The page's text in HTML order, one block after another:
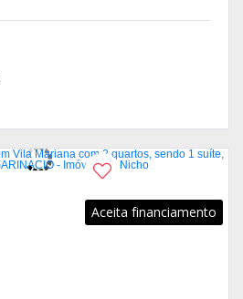
Aceita financiamento